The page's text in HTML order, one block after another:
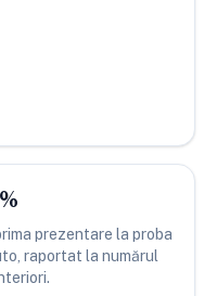
%
prezentare la proba
raportat la numărul